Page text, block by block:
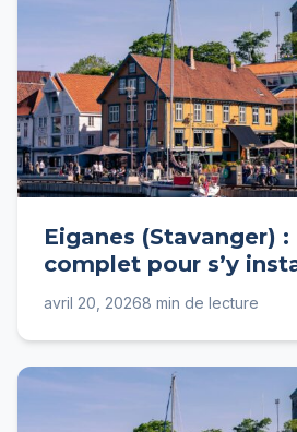
Eiganes (Stavanger)
complet pour s’y
avril 20, 20268 min de lecture